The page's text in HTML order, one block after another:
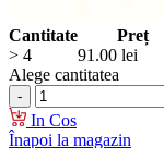
Cantitate
Preț
> 4
91.00 lei
Alege cantitatea
In Cos
Înapoi la magazin